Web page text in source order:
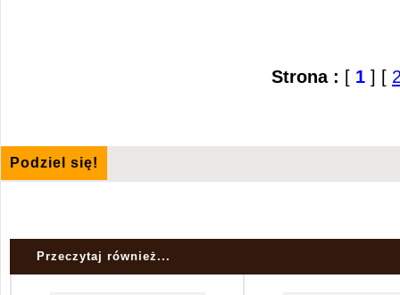
Strona : [ 1 ] [
Podziel się!
Przeczytaj również...